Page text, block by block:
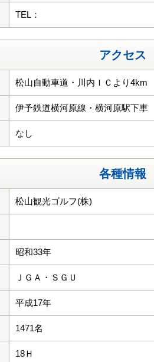
TEL：
アクセス
松山自動車道・川内ＩＣより4km
伊予鉄道横河原線・横河原駅下車
なし
各種情報
松山観光ゴルフ(株)
昭和33年
ＪＧＡ・ＳＧＵ
平成17年
1471名
18Ｈ